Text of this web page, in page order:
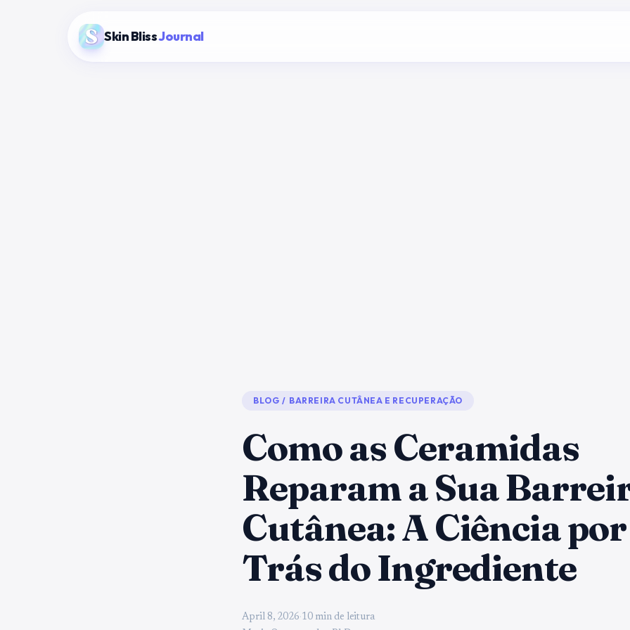
Skin BlissJournal
BLOG / BARREIRA CUTÂNEA E RECUPERAÇÃO
Como as Ceramidas
Reparam a Sua
Cutânea: A Ciência por
Trás do Ingrediente
April 8, 2026· 10 min de leitura